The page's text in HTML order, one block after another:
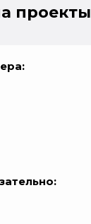
проекты